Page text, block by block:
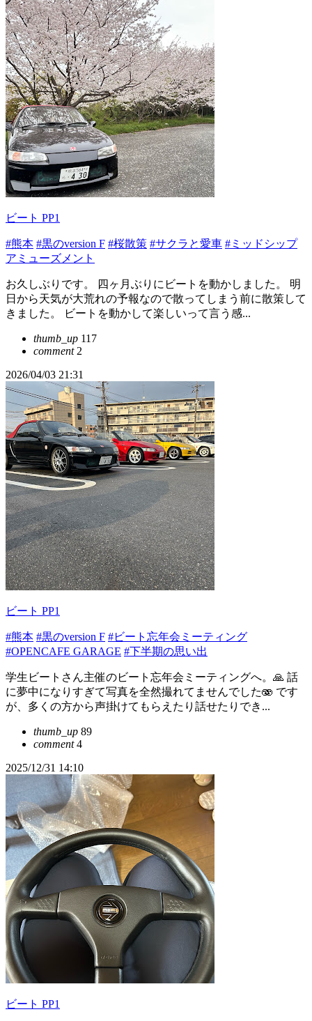
ビート PP1
#熊本 #黒のversion F #桜散策 #サクラと愛車 #ミッドシップ
アミューズメント
お久しぶりです。 四ヶ月ぶりにビートを動かしました。 明
日から天気が大荒れの予報なので散ってしまう前に散策して
きました。 ビートを動かして楽しいって言う感...
thumb_up 117
comment2
2026/04/03 21:31
ビート PP1
#熊本 #黒のversion F #ビート忘年会ミーティング
#OPENCAFE GARAGE #下半期の思い出
学生ビートさん主催のビート忘年会ミーティングへ。🙏 話
に夢中になりすぎて写真を全然撮れてませんでした🫨 です
が、多くの方から声掛けてもらえたり話せたりでき...
thumb_up 89
comment4
2025/12/31 14:10
ビート PP1